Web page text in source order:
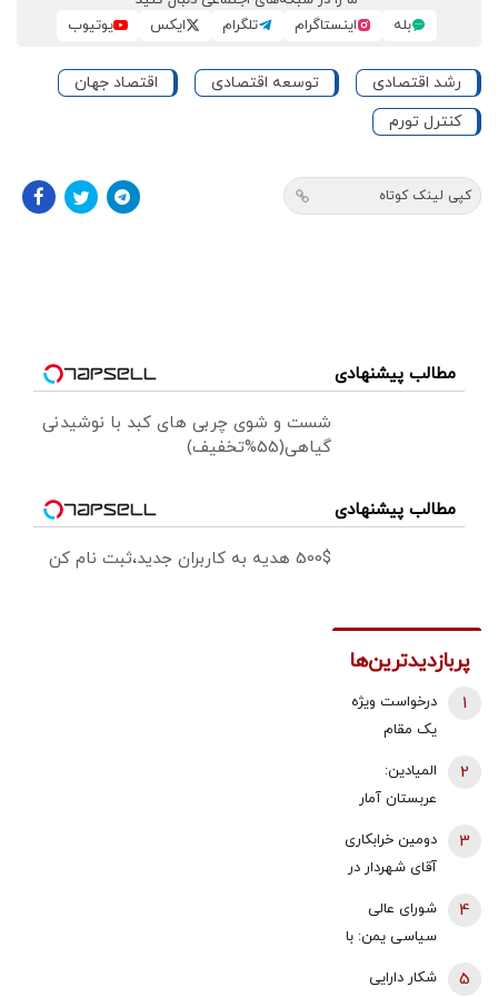
بله
اینستاگرام تلگرام ایکس یوتیوب
رشد اقتصادی توسعه اقتصادی
اقتصاد جهان
کنترل تورم
کپی لینک کوتاه
مطالب پیشنهادی
شست و شوی چربی های کبد با نوشیدنی
گیاهی(55%تخفیف)
مطالب پیشنهادی
500$ هدیه به کاربران جدید،ثبت نام کن
پربازدیدترین‌ها
درخواست ویژه
یک مقام
جوانان: اگر
تفاهم ایران و
آمریکارا برای
آینده ایران
کنید | کنشکر و
1
المیادین:
عربستان آمار
انصارالله را
محرمانه کرد
2
دومین خرابکاری
آقای شهردار در
پس لرزه صدور
«ابلاغیه‌های
اشتباهی» برای
3
شورای عالی
سیاسی یمن: با
تشدید تنش،
4
شکار دارایی
5